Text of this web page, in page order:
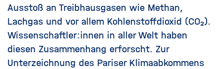
Ausstoß an Treibhausgasen wie Methan,
Lachgas und vor allem Kohlenstoffdioxid (CO₂).
Wissenschaftler:innen in aller Welt haben
diesen Zusammenhang erforscht. Zur
Unterzeichnung des Pariser Klimaabkommens